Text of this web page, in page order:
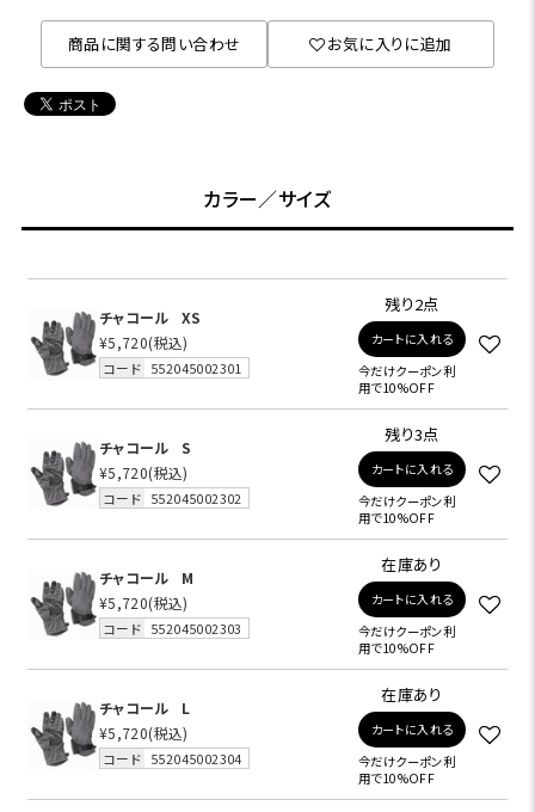
商品に関する問い合わせ お気に入りに追加
カラー／サイズ
チャコール
XS
¥5,720(税込)
コード 552045002301
残り2点
カートに入れる
今だけクーポン利
用で10%OFF
チャコール
S
¥5,720(税込)
コード 552045002302
残り3点
カートに入れる
今だけクーポン利
用で10%OFF
チャコール
M
¥5,720(税込)
コード 552045002303
在庫あり
カートに入れる
今だけクーポン利
用で10%OFF
チャコール
L
¥5,720(税込)
コード 552045002304
在庫あり
カートに入れる
今だけクーポン利
用で10%OFF